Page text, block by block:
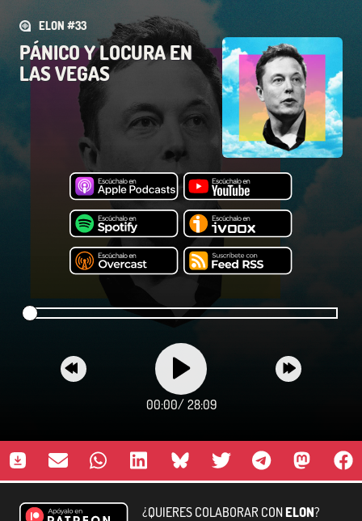
ELON #33
PÁNICO Y LOCURA EN
LAS VEGAS
00:00/ 28:09
¿QUIERES COLABORAR CONELON?